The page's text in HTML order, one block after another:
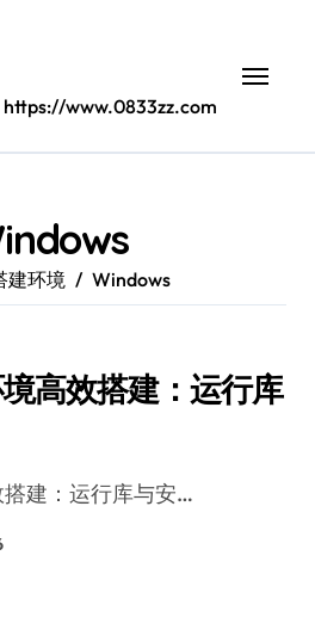
www.0833zz.com
建环境 Windows
高效搭建：运行库
搭建：运行库与安…